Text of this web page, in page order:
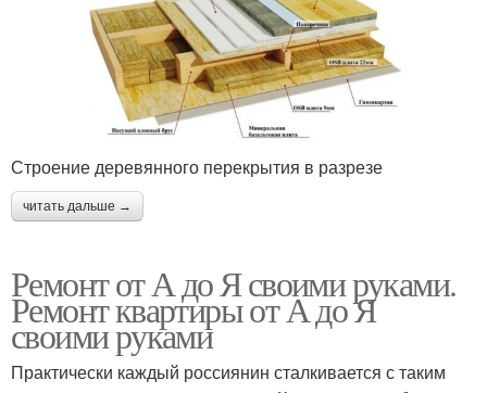
Строение деревянного перекрытия в разрезе
читать дальше →
Ремонт от А до Я своими руками.
Ремонт квартиры от А до Я
своими руками
Практически каждый россиянин сталкивается с таким